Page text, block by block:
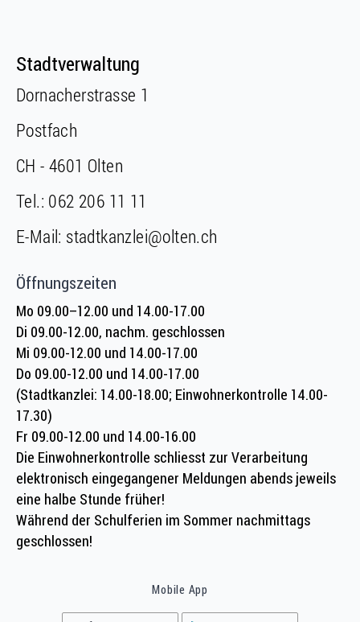
Fusszeile
Stadtverwaltung
Dornacherstrasse 1
Postfach
CH - 4601 Olten
Tel.: 062 206 11 11
E-Mail: stadtkanzlei@olten.ch
Öffnungszeiten
Mo 09.00–12.00 und 14.00-17.00
Di 09.00-12.00, nachm. geschlossen
Mi 09.00-12.00 und 14.00-17.00
Do 09.00-12.00 und 14.00-17.00
(Stadtkanzlei: 14.00-18.00; Einwohnerkontrolle 14.00-
17.30)
Fr 09.00-12.00 und 14.00-16.00
Die Einwohnerkontrolle schliesst zur Verarbeitung
elektronisch eingegangener Meldungen abends jeweils
eine halbe Stunde früher!
Während der Schulferien im Sommer nachmittags
geschlossen!
Mobile App